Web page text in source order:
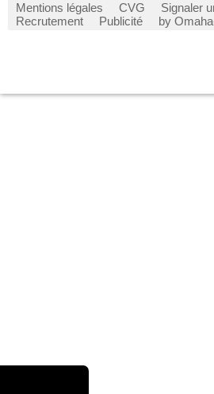
Mentions légales CVG
Signaler
Recrutement
Publicité by